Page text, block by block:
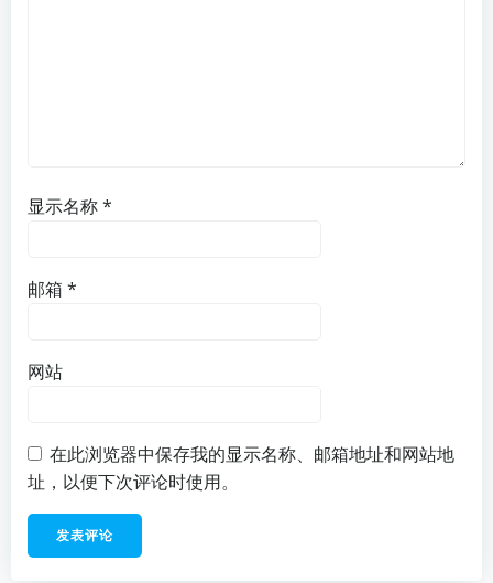
显示名称*
邮箱 *
网站
在此浏览器中保存我的显示名称、邮箱地址和网站地
址，以便下次评论时使用。